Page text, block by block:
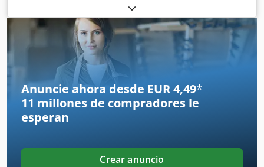
bastidor: montaje; Sistema de fertilización / sinfín de
fertilizante / Crodpfer Ncfqex Alxsf
Anuncie ahora desde EUR 4,49*
11 millones de compradores le
esperan
Crear anuncio